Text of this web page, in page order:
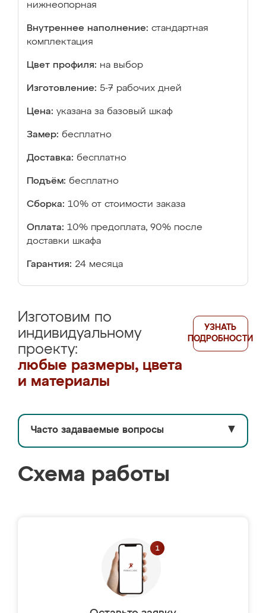
нижнеопорная
Внутреннее наполнение: стандартная
комплектация
Цвет профиля: на выбор
Изготовление: 5-7 рабочих дней
Цена: указана за базовый шкаф
Замер: бесплатно
Доставка: бесплатно
Подъём: бесплатно
Сборка: 10% от стоимости заказа
Оплата: 10% предоплата, 90% после
доставки шкафа
Гарантия: 24 месяца
Изготовим по
индивидуальному
проекту:
любые размеры, цвета
и материалы
УЗНАТЬ
ПОДРОБНОСТИ
Часто задаваемые вопросы ▼
Схема работы